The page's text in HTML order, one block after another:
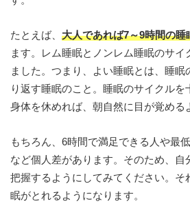
たとえば、 大人であれば7～9時間の睡
ます。レム睡眠とノンレム睡眠のサイ
ました。つまり、よい睡眠とは、睡眠
り返す睡眠のこと。睡眠のサイクルを
身体を休めれば、朝自然に目が覚める
もちろん、6時間で満足できる人や最
など個人差があります。そのため、自
把握するようにしてみてください。そ
眠がとれるようになります。